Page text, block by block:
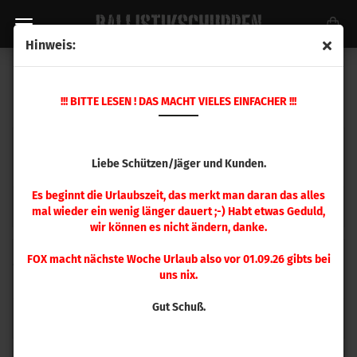
Hinweis:
!!! BITTE LESEN ! DAS MACHT VIELES EINFACHER !!!
Liebe Schützen/Jäger und Kunden.
Es beginnt die Urlaubszeit, das merkt man daran das alles
mal wieder ein wenig länger dauert ;-) Habt etwas Geduld,
wir können es nicht ändern, danke.
FOX macht nächste Woche Urlaub also vor 01.09.26 gibts bei
uns nix.
Gut Schuß.
Hornady Geschosse Sierra Geschosse